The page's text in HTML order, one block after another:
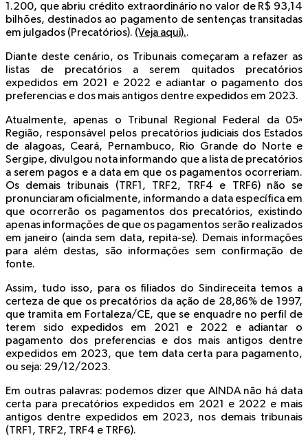
1.200, que abriu crédito extraordinário no valor de R$ 93,14
bilhões, destinados ao pagamento de sentenças transitadas
em julgados (Precatórios). (Veja aqui)..
Diante deste cenário, os Tribunais começaram a refazer as
listas de precatórios a serem quitados precatórios
expedidos em 2021 e 2022 e adiantar o pagamento dos
preferencias e dos mais antigos dentre expedidos em 2023.
Atualmente, apenas o Tribunal Regional Federal da 05ª
Região, responsável pelos precatórios judiciais dos Estados
de alagoas, Ceará, Pernambuco, Rio Grande do Norte e
Sergipe, divulgou nota informando que a lista de precatórios
a serem pagos e a data em que os pagamentos ocorreriam.
Os demais tribunais (TRF1, TRF2, TRF4 e TRF6) não se
pronunciaram oficialmente, informando a data específica em
que ocorrerão os pagamentos dos precatórios, existindo
apenas informações de que os pagamentos serão realizados
em janeiro (ainda sem data, repita-se). Demais informações
para além destas, são informações sem confirmação de
fonte.
Assim, tudo isso, para os filiados do Sindireceita temos a
certeza de que os precatórios da ação de 28,86% de 1997,
que tramita em Fortaleza/CE, que se enquadre no perfil de
terem sido expedidos em 2021 e 2022 e adiantar o
pagamento dos preferencias e dos mais antigos dentre
expedidos em 2023, que tem data certa para pagamento,
ou seja: 29/12/2023.
Em outras palavras: podemos dizer que AINDA não há data
certa para precatórios expedidos em 2021 e 2022 e mais
antigos dentre expedidos em 2023, nos demais tribunais
(TRF1, TRF2, TRF4 e TRF6).